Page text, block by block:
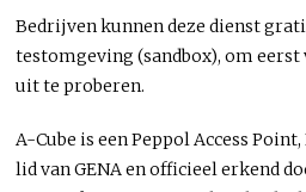
Bedrijven kunnen deze dienst
testomgeving (sandbox), om eerst
uit te proberen.
A-Cube is een Peppol Access
lid van GENA en officieel erkend